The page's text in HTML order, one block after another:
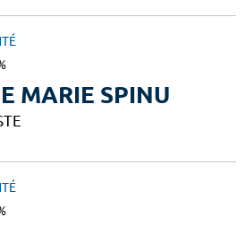
MARIE SPINU